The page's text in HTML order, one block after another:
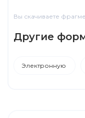
Вы скачиваете
Другие
Электронную